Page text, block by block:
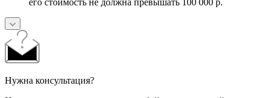
Нужна консультация?